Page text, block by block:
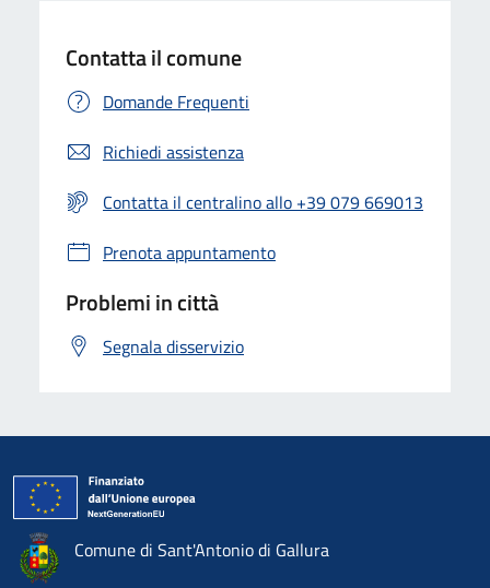
Contatta il comune
Domande Frequenti
Richiedi assistenza
Contatta il centralino allo +39 079 669013
Prenota appuntamento
Problemi in città
Segnala disservizio
Comune di Sant'Antonio di Gallura